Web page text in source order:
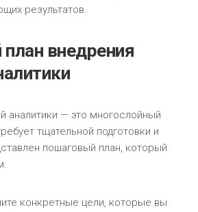
результатов.
внедрения
аналитики — это многослойный
тщательной подготовки и
пошаговый план, который
конкретные цели, которые вы